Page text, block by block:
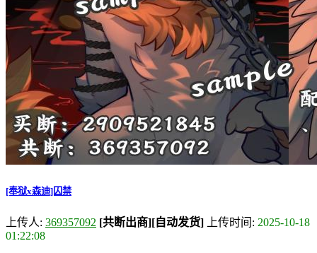
[奉狱x森迪]囚禁
上传人: 369357092 [共断出商][自动发货] 上传时间: 2025-10-18
01:22:08